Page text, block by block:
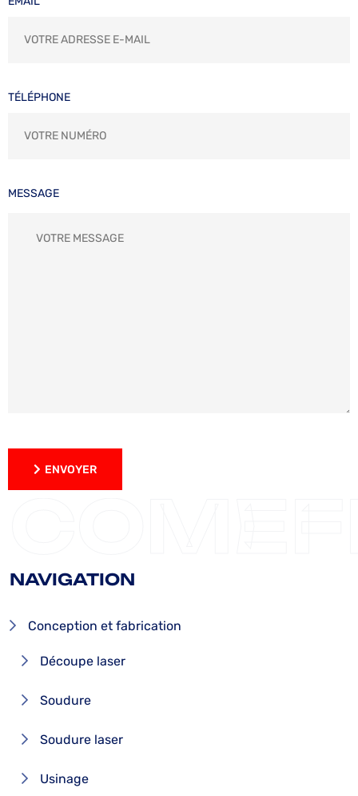
TÉLÉPHONE
MESSAGE
ENVOYER
NAVIGATION
Conception et fabrication
Découpe laser
Soudure
Soudure laser
Usinage